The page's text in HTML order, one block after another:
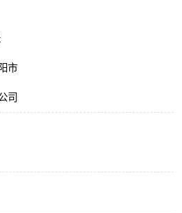
市
司